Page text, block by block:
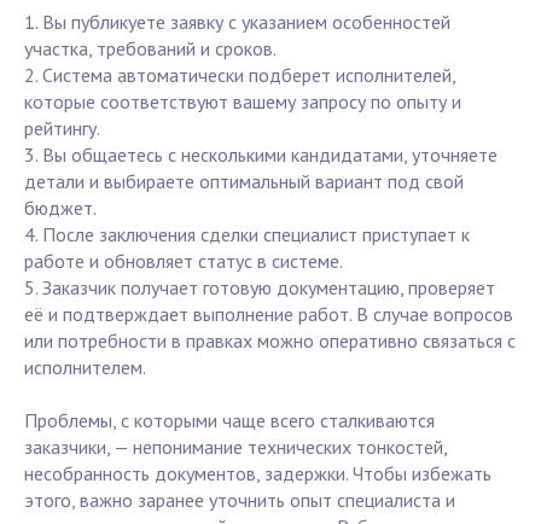
1. Вы публикуете заявку с указанием особенностей
участка, требований и сроков.
2. Система автоматически подберет исполнителей,
которые соответствуют вашему запросу по опыту и
рейтингу.
3. Вы общаетесь с несколькими кандидатами, уточняете
детали и выбираете оптимальный вариант под свой
бюджет.
4. После заключения сделки специалист приступает к
работе и обновляет статус в системе.
5. Заказчик получает готовую документацию, проверяет
её и подтверждает выполнение работ. В случае вопросов
или потребности в правках можно оперативно связаться с
исполнителем.
Проблемы, с которыми чаще всего сталкиваются
заказчики, — непонимание технических тонкостей,
несобранность документов, задержки. Чтобы избежать
этого, важно заранее уточнить опыт специалиста и